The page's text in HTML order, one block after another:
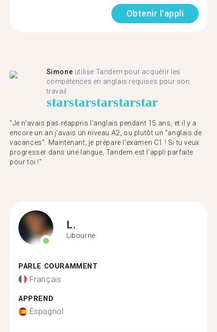
Obtenir l'appli
Simone utilise Tandem pour acquérir les
compétences en anglais requises pour son
travail.
starstarstarstarstar
"Je n'avais pas réappris l'anglais pendant 15 ans, et il y a
encore un an j'avais un niveau A2, ou plutôt un "anglais de
vacances". Maintenant, je prépare l'examen C1 ! Si tu veux
progresser dans une langue, Tandem est l'appli parfaite
pour toi !"
L.
Libourne
PARLE COURAMMENT
Français
APPREND
Espagnol